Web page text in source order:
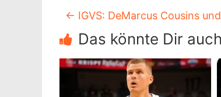
← IGVS: DeMarcus Cousins
Das könnte Dir